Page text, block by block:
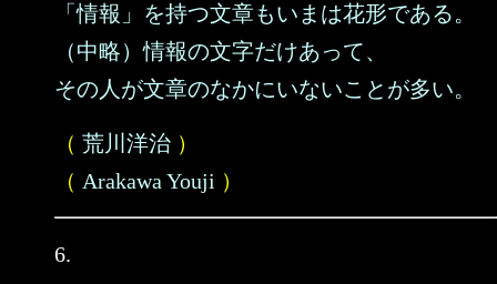
「情報」を持つ文章もいまは花形である。
（中略）情報の文字だけあって、
その人が文章のなかにいないことが多い。
（ 荒川洋治 ）
（ Arakawa Youji ）
6.